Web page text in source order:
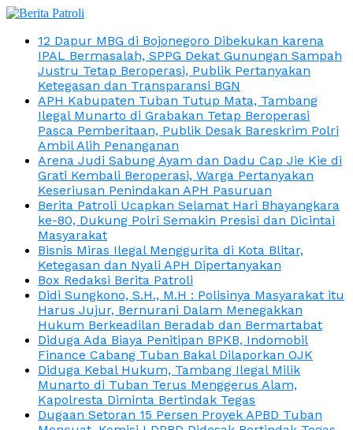
12 Dapur MBG di Bojonegoro Dibekukan karena
IPAL Bermasalah, SPPG Dekat Gunungan Sampah
Justru Tetap Beroperasi, Publik Pertanyakan
Ketegasan dan Transparansi BGN
APH Kabupaten Tuban Tutup Mata, Tambang
Ilegal Munarto di Grabakan Tetap Beroperasi
Pasca Pemberitaan, Publik Desak Bareskrim Polri
Ambil Alih Penanganan
Arena Judi Sabung Ayam dan Dadu Cap Jie Kie di
Grati Kembali Beroperasi, Warga Pertanyakan
Keseriusan Penindakan APH Pasuruan
Berita Patroli Ucapkan Selamat Hari Bhayangkara
ke-80, Dukung Polri Semakin Presisi dan Dicintai
Masyarakat
Bisnis Miras Ilegal Menggurita di Kota Blitar,
Ketegasan dan Nyali APH Dipertanyakan
Box Redaksi Berita Patroli
Didi Sungkono, S.H., M.H : Polisinya Masyarakat itu
Harus Jujur, Bernurani Dalam Menegakkan
Hukum Berkeadilan Beradab dan Bermartabat
Diduga Ada Biaya Penitipan BPKB, Indomobil
Finance Cabang Tuban Bakal Dilaporkan OJK
Diduga Kebal Hukum, Tambang Ilegal Milik
Munarto di Tuban Terus Menggerus Alam,
Kapolresta Diminta Bertindak Tegas
Dugaan Setoran 15 Persen Proyek APBD Tuban